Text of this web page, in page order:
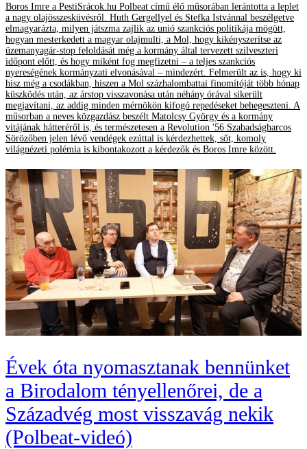
Boros Imre a PestiSrácok.hu Polbeat című élő műsorában lerántotta a leplet
a nagy olajösszesküvésről. Huth Gergellyel és Stefka Istvánnal beszélgetve
elmagyarázta, milyen játszma zajlik az unió szankciós politikája mögött,
hogyan mesterkedett a magyar olajmulti, a Mol, hogy kikényszerítse az
üzemanyagár-stop feloldását még a kormány által tervezett szilveszteri
időpont előtt, és hogy miként fog megfizetni – a teljes szankciós
nyereségének kormányzati elvonásával – mindezért. Felmerült az is, hogy ki
hisz még a csodákban, hiszen a Mol százhalombattai finomítóját több hónap
küszködés után, az árstop visszavonása után néhány órával sikerült
megjavítani, az addig minden mérnökön kifogó repedéseket behegeszteni. A
műsorban a neves közgazdász beszélt Matolcsy György és a kormány
vitájának hátteréről is, és természetesen a Revolution '56 Szabadságharcos
Sörözőben jelen lévő vendégek ezúttal is kérdezhettek, sőt, komoly
világnézeti polémia is kibontakozott a kérdezők és Boros Imre között.
Évek óta nyomasztanak bennünket
a Birodalom tényellenőrei, de a
Századvég most visszavág nekik
(Polbeat-videó)